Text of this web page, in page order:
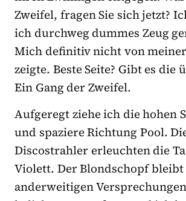
Zweifel, fragen Sie sich jetzt?
ich durchweg dummes Zeug
Mich definitiv nicht von
zeigte. Beste Seite? Gibt es die
Ein Gang der Zweifel.
Aufgeregt ziehe ich die hohen
und spaziere Richtung Pool.
Discostrahler erleuchten die
Violett. Der Blondschopf
anderweitigen